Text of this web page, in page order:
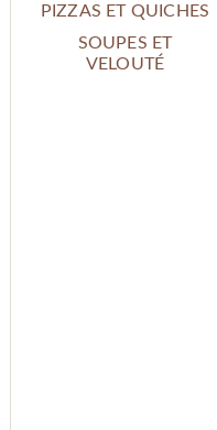
PIZZAS ET QUICHES
SOUPES ET
VELOUTÉ